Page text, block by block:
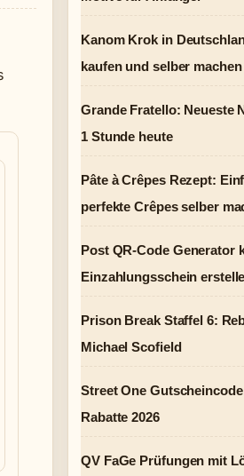
Kanom Krok in
kaufen und selber machen
Grande Fratello: Neueste
1 Stunde heute
Pâte à Crêpes Rezept:
perfekte Crêpes selber
Post QR-Code Generator
Einzahlungsschein
Prison Break Staffel 6:
Michael Scofield
Street One
Rabatte 2026
QV FaGe Prüfungen mit